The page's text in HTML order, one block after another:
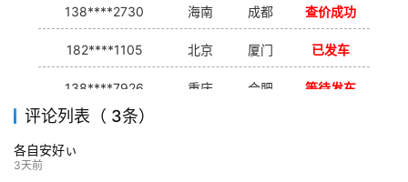
138****2730 海南 成都 查价成功
182****1105 北京 厦门 已发车
138****7926 重庆 合肥 等待发车
139****9233
评论列表（ 3条）
各自安好ぃ
3天前